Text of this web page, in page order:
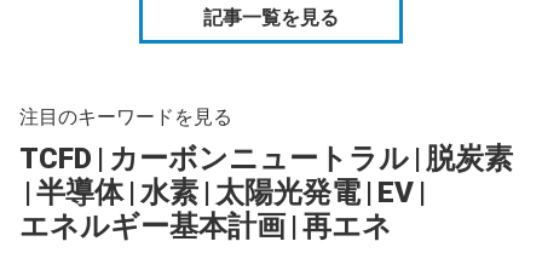
記事一覧を見る
注目のキーワードを見る
TCFD | カーボンニュートラル | 脱炭素
|半導体 |水素 | 太陽光発電 | EV |
エネルギー基本計画 |再エネ